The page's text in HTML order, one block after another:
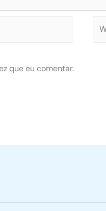
que eu comentar.